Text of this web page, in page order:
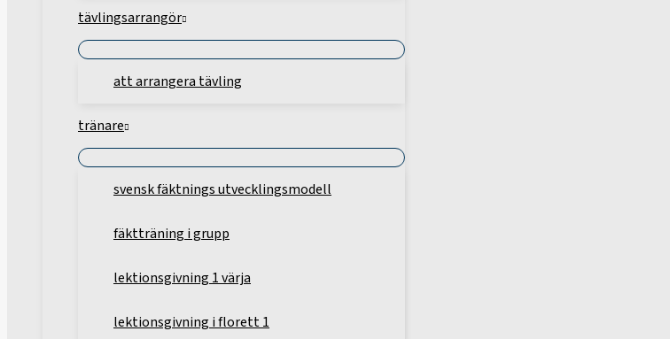
tävlingsarrangör
att arrangera tävling
tränare
svensk fäktnings utvecklingsmodell
fäktträning i grupp
lektionsgivning 1 värja
lektionsgivning i florett 1